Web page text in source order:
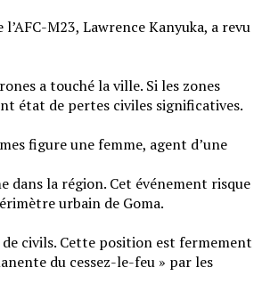
M23, Lawrence Kanyuka, a revu
a touché la ville. Si les zones
état de pertes civiles significatives.
figure une femme, agent d’une
dans la région. Cet événement risque
urbain de Goma.
civils. Cette position est fermement
du cessez-le-feu » par les